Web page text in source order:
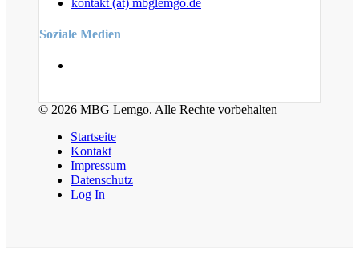
Soziale Medien
© 2026 MBG Lemgo. Alle Rechte vorbehalten
Startseite
Kontakt
Impressum
Datenschutz
Log In